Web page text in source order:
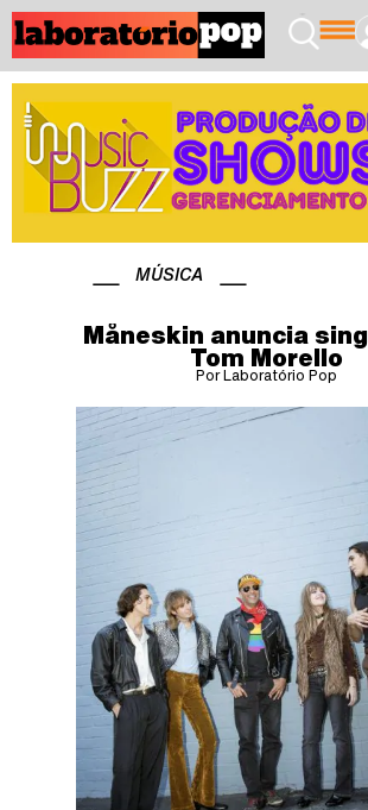
MÚSICA
Måneskin anuncia
Tom Morello
Por Laboratório Pop